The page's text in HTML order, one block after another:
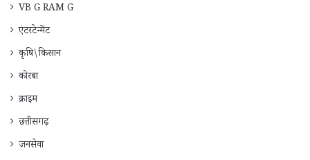
VB G RAM G
एंटरटेन्मेंट
कृषि\किसान
कोरबा
क्राइम
छत्तीसगढ़
जनसेवा